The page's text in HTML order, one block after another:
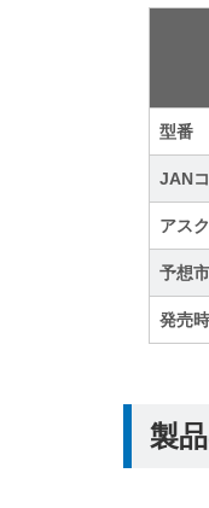
型番
JAN
アス
予想
発売
製